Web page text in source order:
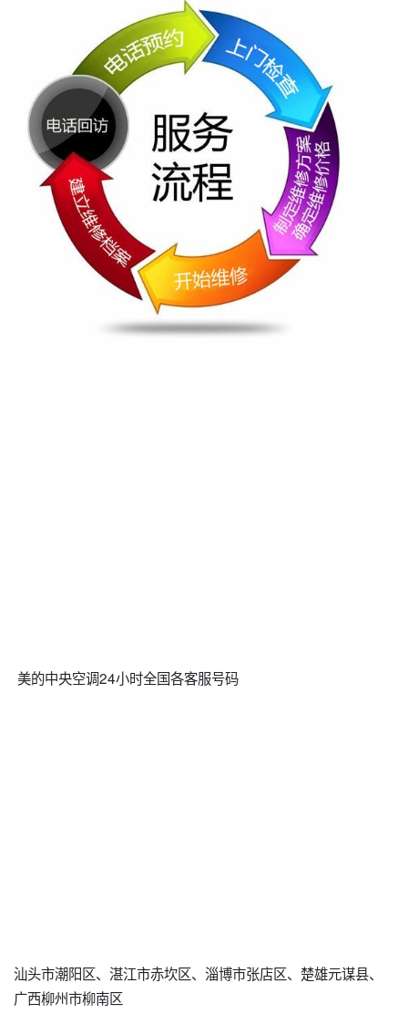
美的中央空调24小时全国各客服号码
汕头市潮阳区、湛江市赤坎区、淄博市张店区、楚雄元谋县、
广西柳州市柳南区